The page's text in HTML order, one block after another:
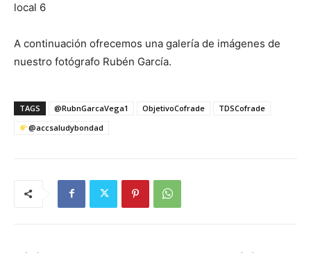
local 6
A continuación ofrecemos una galería de imágenes de
nuestro fotógrafo Rubén García.
TAGS @RubnGarcaVega1 ObjetivoCofrade
TDSCofrade
@accsaludybondad